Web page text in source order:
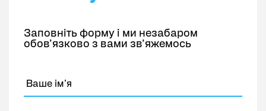
від кожної поїздки.
Заповніть форму і ми незабаром
обов’язково з вами зв’яжемось